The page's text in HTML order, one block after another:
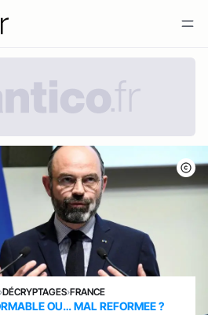
›DÉCRYPTAGES›FRANCE
OU… MAL REFORMEE ?